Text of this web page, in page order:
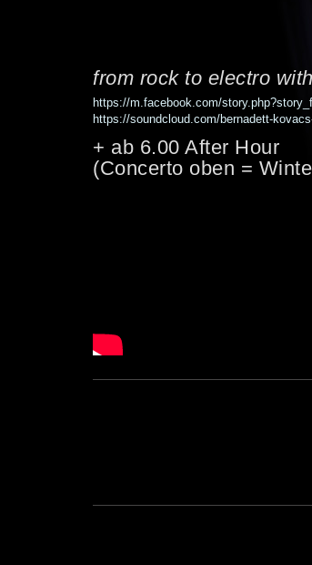
from rock to electro
https://m.facebook.com/
https://soundcloud.com/bernadett-
+ ab 6.00 After Hour
(Concerto oben =